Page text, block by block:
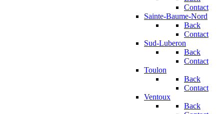
Contact
Sainte-Baume-Nord
Back
Contact
Sud-Luberon
Back
Contact
Toulon
Back
Contact
Ventoux
Back